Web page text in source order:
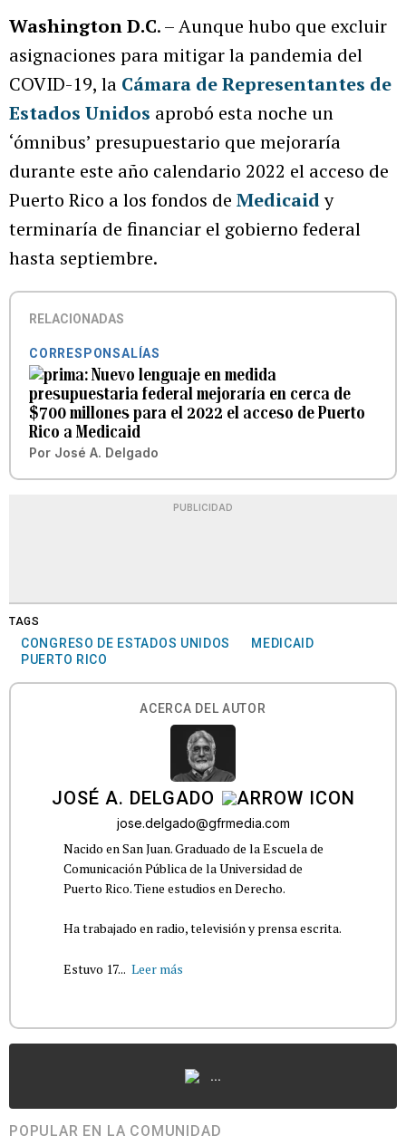
Washington D.C. – Aunque hubo que excluir
asignaciones para mitigar la pandemia del
COVID-19, la Cámara de Representantes de
Estados Unidos aprobó esta noche un
‘ómnibus’ presupuestario que mejoraría
durante este año calendario 2022 el acceso de
Puerto Rico a los fondos de Medicaidy
terminaría de financiar el gobierno federal
hasta septiembre.
RELACIONADAS
CORRESPONSALÍAS
Nuevo lenguaje en medida
presupuestaria federal mejoraría en cerca de
$700 millones para el 2022 el acceso de Puerto
Rico a Medicaid
Por José A. Delgado
PUBLICIDAD
TAGS
CONGRESO DE ESTADOS UNIDOS
MEDICAID
PUERTO RICO
ACERCA DEL AUTOR
JOSÉ A. DELGADO
jose.delgado@gfrmedia.com
Nacido en San Juan. Graduado de la Escuela de
Comunicación Pública de la Universidad de
Puerto Rico. Tiene estudios en Derecho.
Ha trabajado en radio, televisión y prensa escrita.
Estuvo 17... Leer más
...
POPULAR EN LA COMUNIDAD